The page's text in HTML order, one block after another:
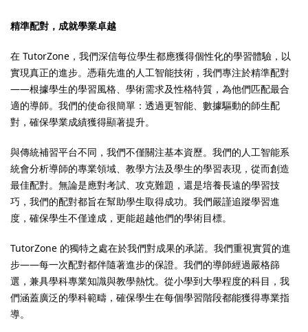
精準配對，成就學業卓越
在 TutorZone，我們深信每位學生都應獲得個性化的學習體驗，以
實現真正的進步。憑藉先進的人工智能技術，我們專注於精準配對
——根據學生的學習風格、學術需求及性格特質，為他們匹配最合
適的導師。我們的使命很簡單：透過更智能、數據驅動的師生配
對，確保學業成績獲得顯著提升。
與傳統補習平台不同，我們不僅關注基本資歷。我們的人工智能系
統會分析導師的專業領域、教學方法及學生的學習表現，從而創造
最佳配對。無論是應對考試、攻克難題，還是培養長遠的學習技
巧，我們的配對都旨在幫助學生取得成功。我們嚴謹追蹤學習進
度，確保學生不僅達成，更能超越他們的學術目標。
TutorZone 的獨特之處在於我們對成果的承諾。我們重視實質的進
步——每一次配對都伴隨著進步的保證。我們的導師經過嚴格篩
選，兼具學科專業知識與教學熱忱。從小學到大學程度的科目，我
們涵蓋廣泛的學科範疇，確保學生在每個學習階段都能獲得專業指
導。